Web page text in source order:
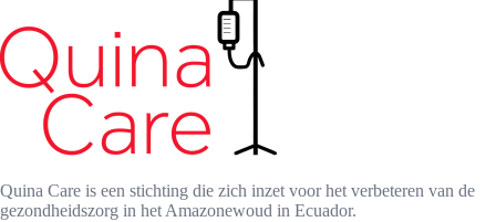
Quina Care is een stichting die zich inzet voor het verbeteren van de
gezondheidszorg in het Amazonewoud in Ecuador.